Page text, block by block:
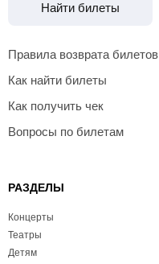
Найти билеты
Правила возврата билетов
Как найти билеты
Как получить чек
Вопросы по билетам
РАЗДЕЛЫ
Концерты
Театры
Детям